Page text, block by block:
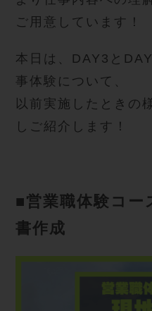
ご用意しています！
本日は、DAY3と
事体験について、
以前実施したときの
しご紹介します！
■営業職体験コー
書作成